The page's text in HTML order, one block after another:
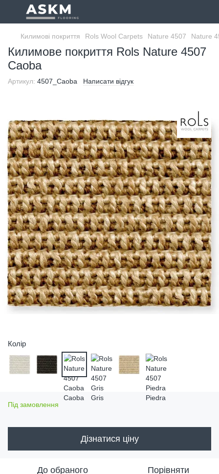
Килимові покриття Rols Wool Carpets Nature 4507 Nature
Килимове покриття Rols Nature 4507
Caoba
Артикул: 4507_Caoba Написати відгук
Колір
Під замовлення
Дізнатися ціну
До обраного Порівняти